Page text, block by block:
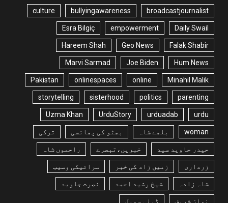
broadcastjournalist
bullyingawareness
culture
Daily Swail
empowerment
Esra Bilgiç
Falak Shabir
Geo News
Hareem Shah
Hum News
Joe Biden
Marvi Sarmad
Minahil Malik
online
onlinespaces
Pakistan
parenting
politics
sisterhood
storytelling
urdu
urduadab
UrduStory
Uzma Khan
woman بلھے شاہ بھٹو کی پھانسی ترکی
حیدر جاوید سید خبریں،تبصرے راحموں شاہ
زرداری زمیں زاد کی خبر سرائیکی وسیب
شاہ زادہ شیخ رشید احمد نصرت جاوید
نواز شریف ڈیلی سویل